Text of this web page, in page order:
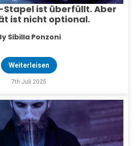
Stapel ist überfüllt. Aber
ist nicht optional.
Sibilla Ponzoni
Weiterleisen
7th Juli 2025